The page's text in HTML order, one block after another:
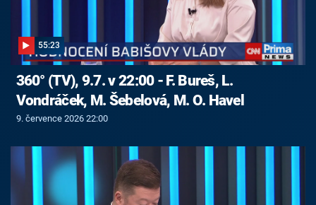
55:23
360° (TV), 9.7. v 22:00 - F. Bureš, L.
Vondráček, M. Šebelová, M. O. Havel
9. července 2026 22:00